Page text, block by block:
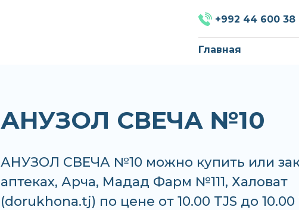
+992 44 600 38
Главная
АНУЗОЛ СВЕЧА №10
АНУЗОЛ СВЕЧА №10 можно купить или
аптеках, Арча, Мадад Фарм №111, Халоват
(dorukhona.tj) по цене от 10.00 TJS до 10.00